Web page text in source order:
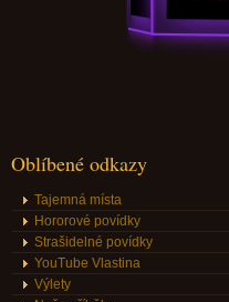
Oblíbené odkazy
Tajemná místa
Hororové povídky
Strašidelné povídky
YouTube Vlastina
Výlety